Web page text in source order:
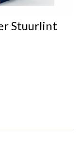
Stuurlint